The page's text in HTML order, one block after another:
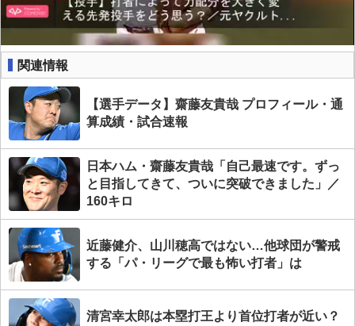
関連情報
【選手データ】齋藤友貴哉 プロフィール・通
算成績・試合速報
日本ハム・齋藤友貴哉「自己最速です。ずっ
と目指してきて、ついに突破できました」／
160キロ
近藤健介、山川穂高ではない…他球団が警戒
する「パ・リーグで最も怖い打者」は
清宮幸太郎は本塁打王より首位打者が近い？